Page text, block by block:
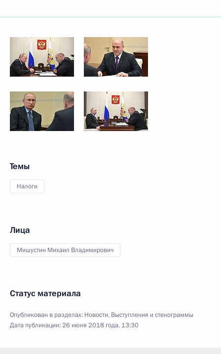
Темы
Налоги
Лица
Мишустин Михаил Владимирович
Статус материала
Опубликован в разделах: Новости, Выступления и стенограммы
Дата публикации:26 июня 2018 года, 13:30